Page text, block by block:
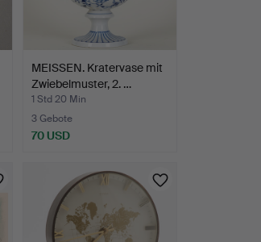
MEISSEN. Kratervase mit
Zwiebelmuster, 2. …
1 Std 20 Min
3 Gebote
70 USD